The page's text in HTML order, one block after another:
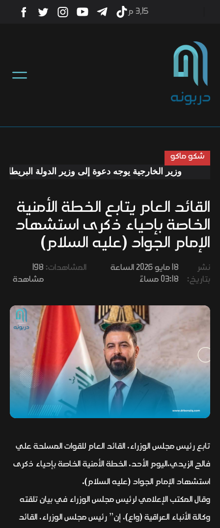
أخبار
رياضة
صحة
ثقافة
وفنون
3٫15 م
شكو ماكو
وزير الخارجية يوجه دعوة إلى وزير الدولة البريطاني
القائد العام يتابع الخطة الأمنية
الخاصة بإحياء ذكرى استشهاد
الإمام الجواد (عليه السلام)
نشر
بتاريخ:
18 مايو 2026 الساعة
03:18 مساءً
المشاهدات: 198
مشاهدة
تابع رئيس مجلس الوزراء، القائد العام للقوات المسلحة علي
فالح الزيدي،اليوم الأحد، الخطة الأمنية الخاصة بإحياء ذكرى
استشهاد الإمام الجواد (عليه السلام).
وقال المكتب الإعلامي لرئيس مجلس الوزراء في بيان تلقته
وكالة اﻷنباء العراقية (واع)، إن” رئيس مجلس الوزراء، القائد